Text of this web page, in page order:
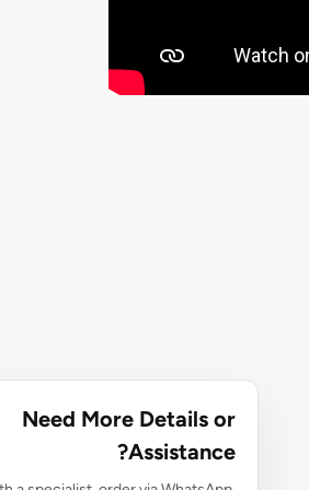
Need More Details or
Assistance?